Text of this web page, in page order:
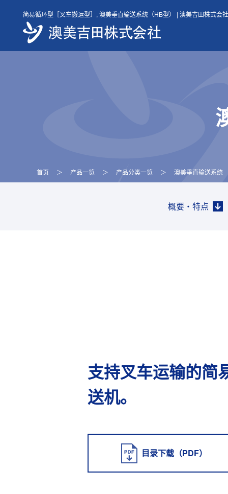
content
简易循环型［叉车搬运型］, 澳美垂直输送系统（HB型） | 澳美吉田株式会社
首页 ＞ 产品一览 ＞ 产品分类一览 ＞ 澳美垂直输送系统
概要・特点
支持叉车运输的简
送机。
目录下载（PDF）